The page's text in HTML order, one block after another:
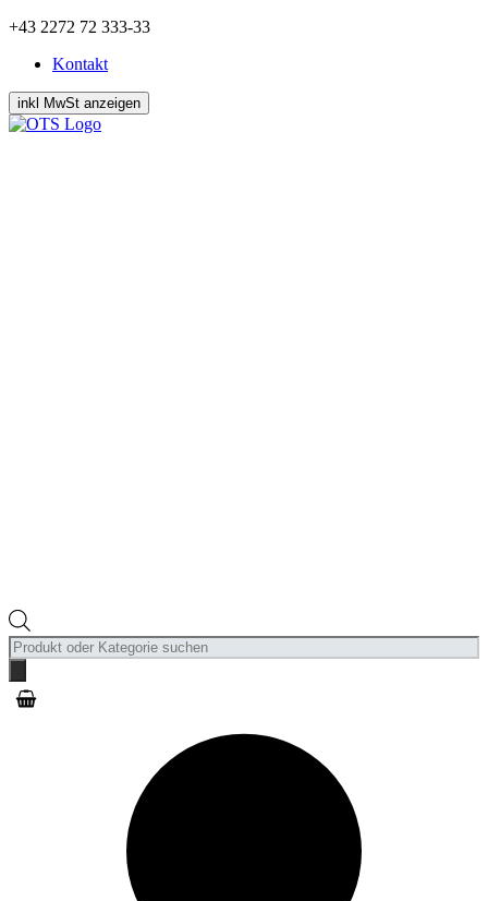
Zum
springen
+43 2272 72 333-33
Kontakt
Products
search